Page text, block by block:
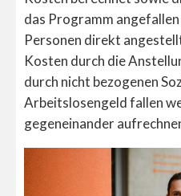
das Programm
Personen direkt
Kosten durch die
durch nicht bezogenen
Arbeitslosengeld fallen
gegeneinander